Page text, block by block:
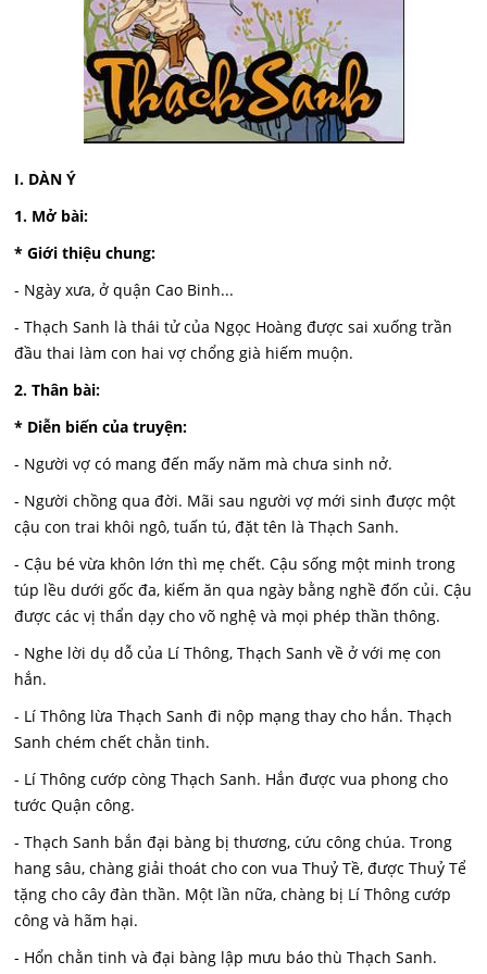
I. DÀN Ý
1. Mở bài:
* Giới thiệu chung:
- Ngày xưa, ở quận Cao Binh...
- Thạch Sanh là thái tử của Ngọc Hoàng được sai xuống trần
đầu thai làm con hai vợ chổng già hiếm muộn.
2. Thân bài:
* Diễn biến của truyện:
- Người vợ có mang đến mấy năm mà chưa sinh nở.
- Người chồng qua đời. Mãi sau người vợ mới sinh được một
cậu con trai khôi ngô, tuấn tú, đặt tên là Thạch Sanh.
- Cậu bé vừa khôn lớn thì mẹ chết. Cậu sống một minh trong
túp lều dưới gốc đa, kiếm ăn qua ngày bằng nghề đốn củi. Cậu
được các vị thẩn dạy cho võ nghệ và mọi phép thần thông.
- Nghe lời dụ dỗ của Lí Thông, Thạch Sanh về ở với mẹ con
hắn.
- Lí Thông lừa Thạch Sanh đi nộp mạng thay cho hắn. Thạch
Sanh chém chết chằn tinh.
- Lí Thông cướp còng Thạch Sanh. Hắn được vua phong cho
tước Quận công.
- Thạch Sanh bắn đại bàng bị thương, cứu công chúa. Trong
hang sâu, chàng giải thoát cho con vua Thuỷ Tề, được Thuỷ Tể
tặng cho cây đàn thần. Một lần nữa, chàng bị Lí Thông cướp
công và hãm hại.
- Hổn chằn tinh và đại bàng lập mưu báo thù Thạch Sanh.